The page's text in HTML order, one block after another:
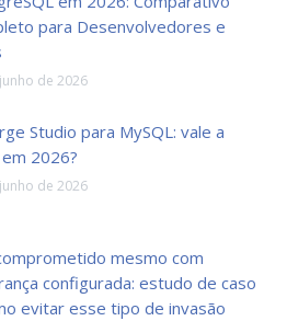
para Desenvolvedores e
de 2026
Studio para MySQL: vale a
2026?
de 2026
mesmo com
configurada: estudo de caso
evitar esse tipo de invasão